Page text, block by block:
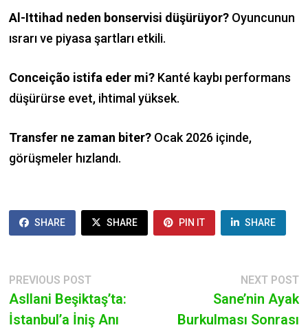
Al-Ittihad neden bonservisi düşürüyor?Oyuncunun
ısrarı ve piyasa şartları etkili.
Conceição istifa eder mi?Kanté kaybı performans
düşürürse evet, ihtimal yüksek.
Transfer ne zaman biter?Ocak 2026 içinde,
görüşmeler hızlandı.
SHARE SHARE PIN IT SHARE
POST
NAVIGATION
PREVIOUS POSTPrevious
post:
Asllani Beşiktaş’ta:
İstanbul’a İniş Anı
NEXT POST
Sane’nin Ayak
Burkulması Sonrası